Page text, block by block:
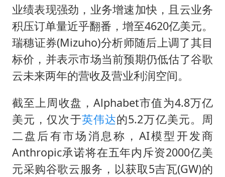
业绩表现强劲，业务增速加快，且云业务
积压订单量近乎翻番，增至4620亿美元。
瑞穗证券(Mizuho)分析师随后上调了其目
标价，并表示市场当前预期仍低估了谷歌
云未来两年的营收及营业利润空间。
截至上周收盘，Alphabet市值为4.8万亿
美元，仅次于英伟达的5.2万亿美元。周
二盘后有市场消息称，AI模型开发商
Anthropic承诺将在五年内斥资2000亿美
元采购谷歌云服务，以获取5吉瓦(GW)的